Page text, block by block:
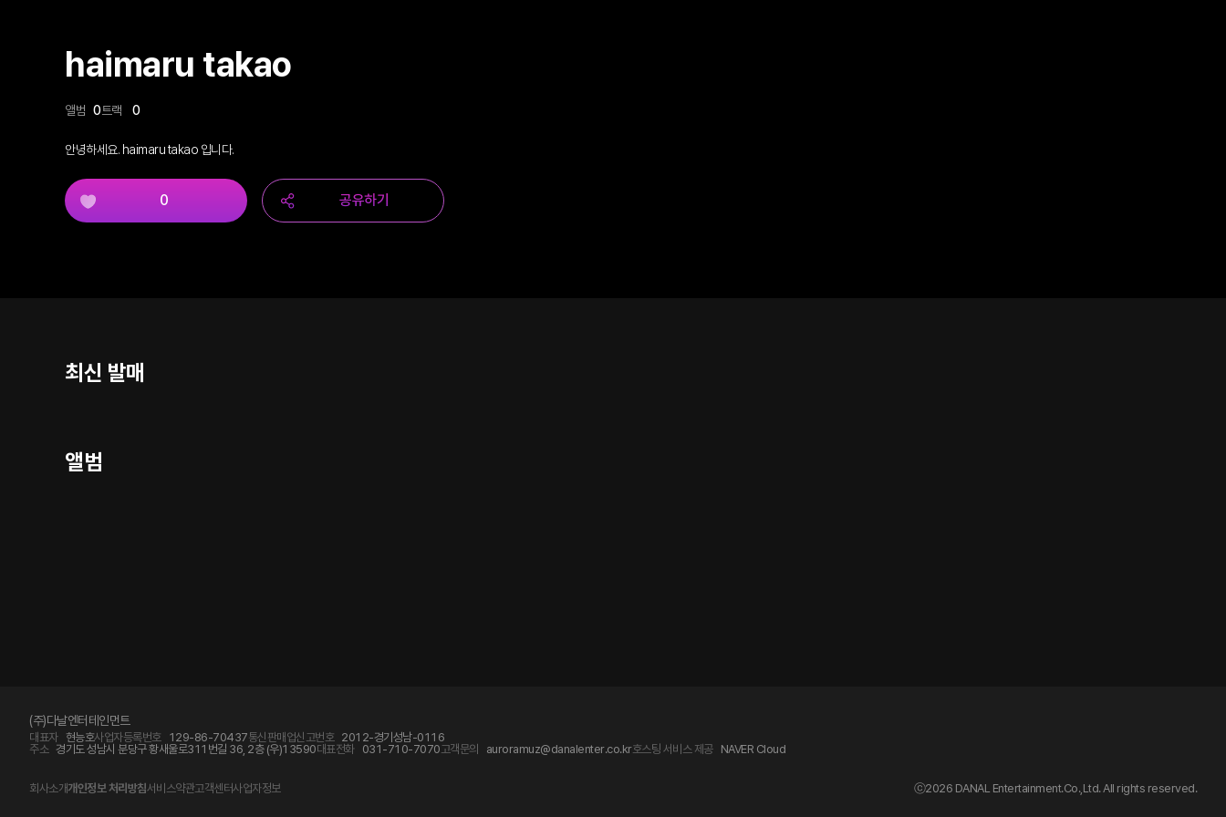
haimaru takao
앨범 0트랙 0
안녕하세요. haimaru takao 입니다.
0 공유하기
최신 발매
앨범
(주)다날엔터테인먼트
대표자 현능호사업자등록번호 129-86-70437통신판매업신고번호 2012-경기성남-0116
주소 경기도 성남시 분당구 황새울로311번길 36, 2층 (우)13590대표전화 031-710-7070고객문의 auroramuz@danalenter.co.kr호스팅 서비스 제공 NAVER Cloud
회사소개개인정보 처리방침서비스약관고객센터사업자정보 ⓒ2026 DANAL Entertainment.Co.,Ltd. All rights reserved.